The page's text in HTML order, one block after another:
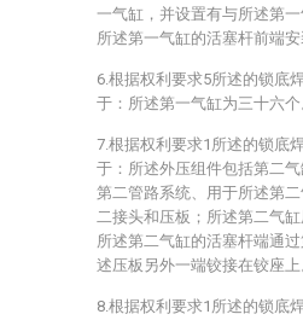
一气缸，并设置有与所述第
所述第一气缸的活塞杆前端安
6.根据权利要求5所述的锁底
于：所述第一气缸为三十六个
7.根据权利要求1所述的锁底
于：所述外压组件包括第二
第二管路系统、用于所述第
二接头和压板；所述第二气
所述第二气缸的活塞杆端通
述压板另外一端铰接在铰座上
8.根据权利要求1所述的锁底